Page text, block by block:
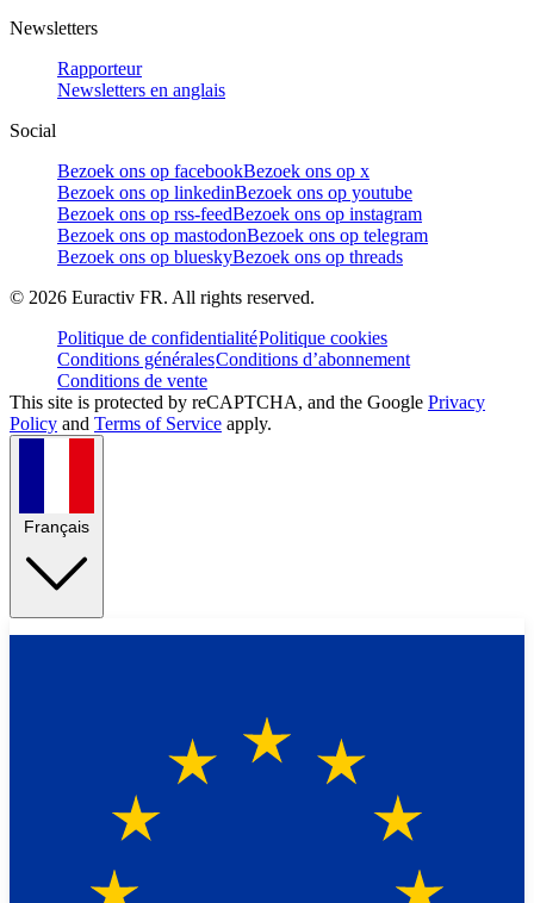
Newsletters
Rapporteur
Newsletters en anglais
Social
Bezoek ons op facebookBezoek ons op x
Bezoek ons op linkedinBezoek ons op youtube
Bezoek ons op rss-feedBezoek ons op instagram
Bezoek ons op mastodonBezoek ons op telegram
Bezoek ons op blueskyBezoek ons op threads
© 2026 Euractiv FR. All rights reserved.
Politique de confidentialitéPolitique cookies
Conditions généralesConditions d’abonnement
Conditions de vente
This site is protected by reCAPTCHA, and the Google Privacy
Policy and Terms of Service apply.
Français